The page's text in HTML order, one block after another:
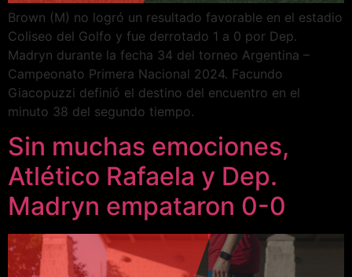
Brown (M) no logró un resultado favorable en el estadio
Coliseo del Golfo y fue derrotado 1 a 0 por Dep.
Madryn durante la fecha 34 del torneo Argentina –
Campeonato Primera Nacional 2024. Facundo
Giacopuzzi definió el destino del encuentro en el
minuto 38 del segundo tiempo.
Sin muchas emociones,
Atlético Rafaela y Dep.
Madryn empataron 0-0